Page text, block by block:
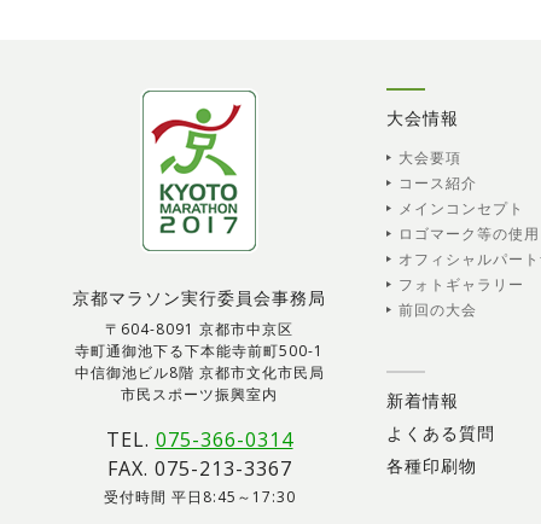
京都マラソン実行委員会事務局
〒604-8091 京都市中京区
寺町通御池下る下本能寺前町500-1
中信御池ビル8階 京都市文化市民局
市民スポーツ振興室内
TEL. 075-366-0314
FAX. 075-213-3367
受付時間 平日8:45～17:30
大会情報
大会要項
コース紹介
メインコンセプト
ロゴマーク等の使
オフィシャルパー
フォトギャラリー
前回の大会
新着情報
よくある質問
各種印刷物